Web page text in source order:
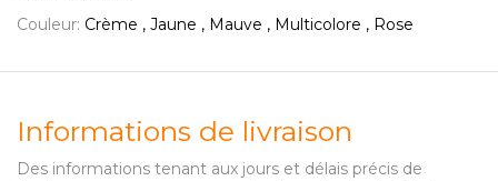
Couleur: Crème , Jaune , Mauve , Multicolore , Rose
Informations de livraison
Des informations tenant aux jours et délais précis de